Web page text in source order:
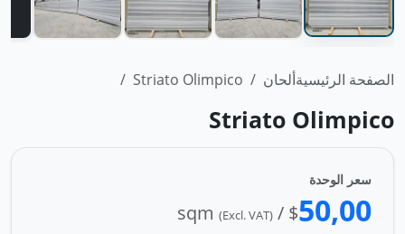
الصفحة الرئيسيةألحان Striato Olimpico
Striato Olimpico
سعر الوحدة
50,00
$ / sqm
(Excl. VAT)